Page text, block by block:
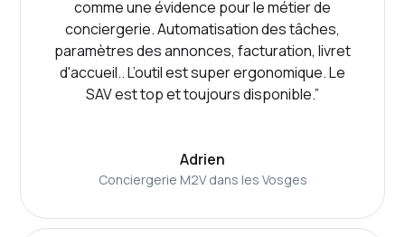
comme une évidence pour le métier de
conciergerie. Automatisation des tâches,
paramètres des annonces, facturation, livret
d'accueil.. L’outil est super ergonomique. Le
SAV est top et toujours disponible.”
Adrien
Conciergerie M2V dans les Vosges